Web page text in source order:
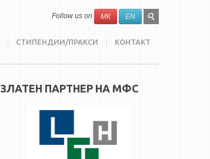
SEARCH
FORM
Search
Follow us on МК EN
СТИПЕНДИИ/ПРАКСИ КОНТАКТ
ЗЛАТЕН ПАРТНЕР НА МФС